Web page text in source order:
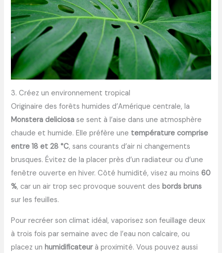
3. Créez un environnement tropical
Originaire des forêts humides d’Amérique centrale, la
Monstera deliciosa se sent à l’aise dans une atmosphère
chaude et humide. Elle préfère une température comprise
entre 18 et 28 °C, sans courants d’air ni changements
brusques. Évitez de la placer près d’un radiateur ou d’une
fenêtre ouverte en hiver. Côté humidité, visez au moins60
%, car un air trop sec provoque souvent desbords bruns
sur les feuilles.
Pour recréer son climat idéal, vaporisez son feuillage deux
à trois fois par semaine avec de l’eau non calcaire, ou
placez unhumidificateurà proximité. Vous pouvez aussi